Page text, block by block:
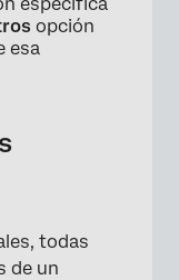
opción
esa
todas
de un